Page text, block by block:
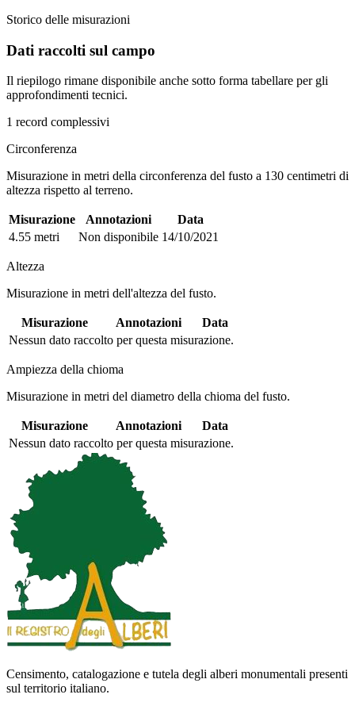
Storico delle misurazioni
Dati raccolti sul campo
Il riepilogo rimane disponibile anche sotto forma tabellare per gli
approfondimenti tecnici.
1 record complessivi
Circonferenza
Misurazione in metri della circonferenza del fusto a 130 centimetri di
altezza rispetto al terreno.
Misurazione Annotazioni
Data
4.55 metri
Non disponibile 14/10/2021
Altezza
Misurazione in metri dell'altezza del fusto.
Misurazione Annotazioni
Data
Nessun dato raccolto per questa misurazione.
Ampiezza della chioma
Misurazione in metri del diametro della chioma del fusto.
Misurazione Annotazioni
Data
Nessun dato raccolto per questa misurazione.
Censimento, catalogazione e tutela degli alberi monumentali presenti
sul territorio italiano.